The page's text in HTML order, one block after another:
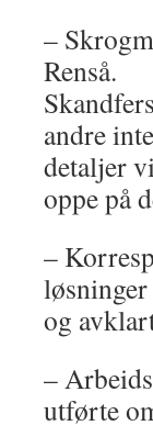
–
Renså.
andre
detaljer
oppe på
–
og
–
utførte